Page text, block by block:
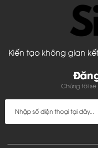
Kiến tạo không gian
Chúng tôi sẽ